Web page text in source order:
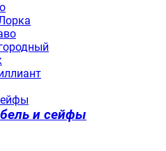
и сейфы